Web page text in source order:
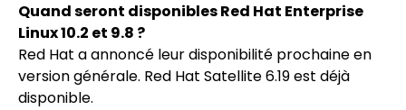
Quand seront disponibles Red Hat Enterprise
Linux 10.2 et 9.8 ?
Red Hat a annoncé leur disponibilité prochaine en
version générale. Red Hat Satellite 6.19 est déjà
disponible.